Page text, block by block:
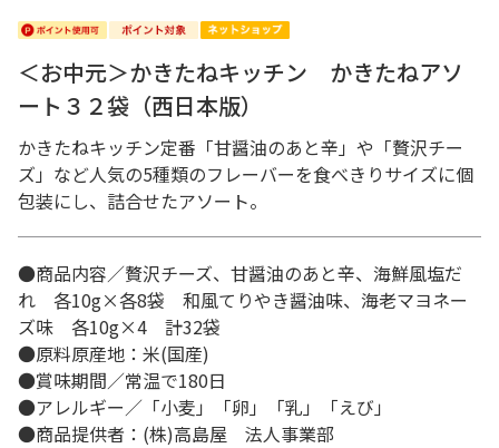
＜お中元＞かきたねキッチン かきたねアソ
ート３２袋（西日本版）
かきたねキッチン定番「甘醤油のあと辛」や「贅沢チー
ズ」など人気の5種類のフレーバーを食べきりサイズに個
包装にし、詰合せたアソート。
●商品内容／贅沢チーズ、甘醤油のあと辛、海鮮風塩だ
れ 各10g×各8袋 和風てりやき醤油味、海老マヨネー
ズ味 各10g×4 計32袋
●原料原産地：米(国産)
●賞味期間／常温で180日
●アレルギー／「小麦」「卵」「乳」「えび」
●商品提供者：(株)高島屋 法人事業部